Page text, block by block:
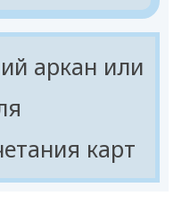
аркан или
карт